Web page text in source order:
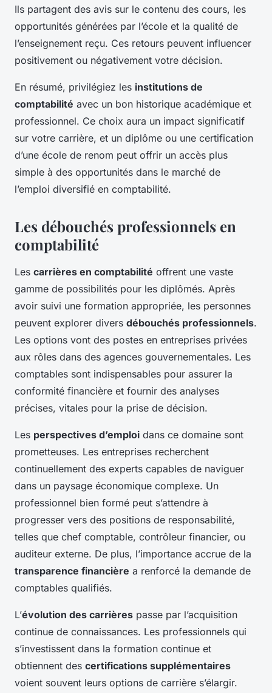
Ils partagent des avis sur le contenu des cours, les
opportunités générées par l’école et la qualité de
l’enseignement reçu. Ces retours peuvent influencer
positivement ou négativement votre décision.
En résumé, privilégiez les institutions de
comptabilité avec un bon historique académique et
professionnel. Ce choix aura un impact significatif
sur votre carrière, et un diplôme ou une certification
d’une école de renom peut offrir un accès plus
simple à des opportunités dans le marché de
l’emploi diversifié en comptabilité.
Les débouchés professionnels en
comptabilité
Les carrières en comptabilité offrent une vaste
gamme de possibilités pour les diplômés. Après
avoir suivi une formation appropriée, les personnes
peuvent explorer divers débouchés professionnels.
Les options vont des postes en entreprises privées
aux rôles dans des agences gouvernementales. Les
comptables sont indispensables pour assurer la
conformité financière et fournir des analyses
précises, vitales pour la prise de décision.
Les perspectives d’emploi dans ce domaine sont
prometteuses. Les entreprises recherchent
continuellement des experts capables de naviguer
dans un paysage économique complexe. Un
professionnel bien formé peut s’attendre à
progresser vers des positions de responsabilité,
telles que chef comptable, contrôleur financier, ou
auditeur externe. De plus, l’importance accrue de la
transparence financière a renforcé la demande de
comptables qualifiés.
L’évolution des carrières passe par l’acquisition
continue de connaissances. Les professionnels qui
s’investissent dans la formation continue et
obtiennent des certifications supplémentaires
voient souvent leurs options de carrière s’élargir.